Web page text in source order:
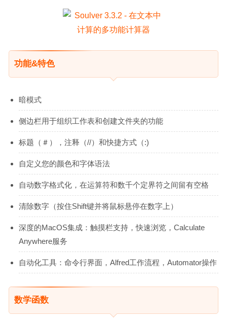
功能&特色
暗模式
侧边栏用于组织工作表和创建文件夹的功能
标题（＃），注释（//）和快捷方式（:)
自定义您的颜色和字体语法
自动数字格式化，在运算符和数千个定界符之间留有空格
清除数字（按住Shift键并将鼠标悬停在数字上）
深度的MacOS集成：触摸栏支持，快速浏览，Calculate
Anywhere服务
自动化工具：命令行界面，Alfred工作流程，Automator操作
数学函数